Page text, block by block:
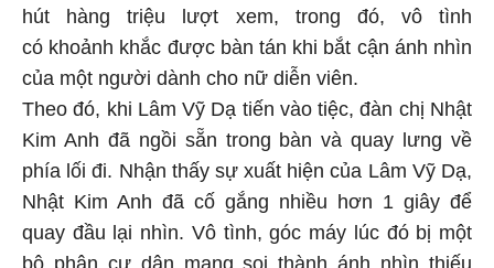
hút hàng triệu lượt xem, trong đó, vô tình
có khoảnh khắc được bàn tán khi bắt cận ánh nhìn
của một người dành cho nữ diễn viên.
Theo đó, khi Lâm Vỹ Dạ tiến vào tiệc, đàn chị Nhật
Kim Anh đã ngồi sẵn trong bàn và quay lưng về
phía lối đi. Nhận thấy sự xuất hiện của Lâm Vỹ Dạ,
Nhật Kim Anh đã cố gắng nhiều hơn 1 giây để
quay đầu lại nhìn. Vô tình, góc máy lúc đó bị một
bộ phận cư dân mạng soi thành ánh nhìn thiếu